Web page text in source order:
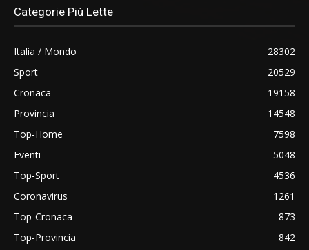
Categorie Più Lette
Italia / Mondo
28302
Sport
20529
Cronaca
19158
Provincia
14548
Top-Home
7598
Eventi
5048
Top-Sport
4536
Coronavirus
1261
Top-Cronaca
873
Top-Provincia
842